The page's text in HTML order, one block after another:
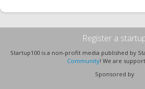
Register a
Startup100 is a non-profit media published by
Community! We are
Sponsored by